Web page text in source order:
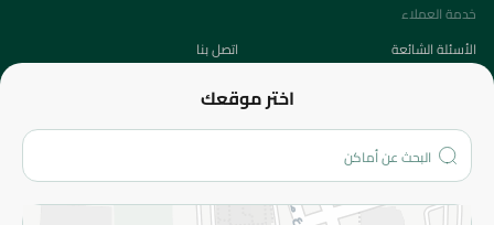
اختر موقعك
خدمة العملاء
الأسئلة الشائعة
اتصل بنا
من نحن؟
الفروع
المزيد
الاسترجاع
سياسة الاستخدام